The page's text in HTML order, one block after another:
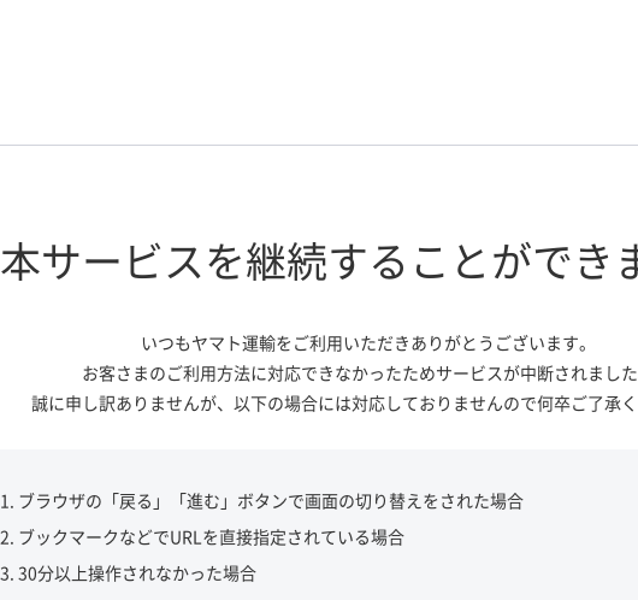
本サービスを継続する ことができ
いつもヤマト運輸をご利用いただきありがとうございます。
お客さまのご利用方法に対応できなかったためサービスが中断されました
誠に申し訳ありませんが、 以下の場合には対応しておりませんので何卒ご了承く
ブラウザの「戻る」「進む」ボタンで画面の切り替えをされた場合
ブックマークなどでURLを直接指定されている場合
30分以上操作されなかった場合